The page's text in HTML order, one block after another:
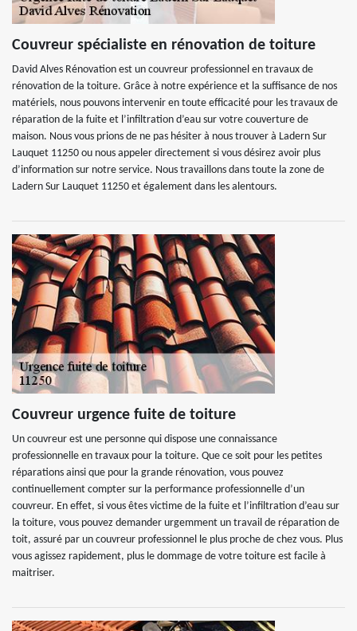
Couvreur spécialiste en rénovation de toiture
David Alves Rénovation est un couvreur professionnel en travaux de
rénovation de la toiture. Grâce à notre expérience et la suffisance de nos
matériels, nous pouvons intervenir en toute efficacité pour les travaux de
réparation de la fuite et l’infiltration d’eau sur votre couverture de
maison. Nous vous prions de ne pas hésiter à nous trouver à Ladern Sur
Lauquet 11250 ou nous appeler directement si vous désirez avoir plus
d’information sur notre service. Nous travaillons dans toute la zone de
Ladern Sur Lauquet 11250 et également dans les alentours.
Couvreur urgence fuite de toiture
Un couvreur est une personne qui dispose une connaissance
professionnelle en travaux pour la toiture. Que ce soit pour les petites
réparations ainsi que pour la grande rénovation, vous pouvez
continuellement compter sur la performance professionnelle d’un
couvreur. En effet, si vous êtes victime de la fuite et l’infiltration d’eau sur
la toiture, vous pouvez demander urgemment un travail de réparation de
toit, assuré par un couvreur professionnel le plus proche de chez vous. Plus
vous agissez rapidement, plus le dommage de votre toiture est facile à
maitriser.